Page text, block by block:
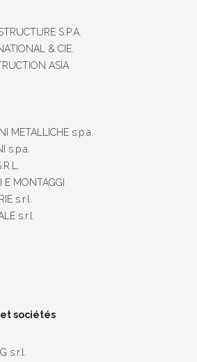
S.P.A.
& CIE.
ASIA
METALLICHE s.p.a.
s.p.a.
E MONTAGGI
s.r.l.
s.r.l.
et sociétés
s.r.l.